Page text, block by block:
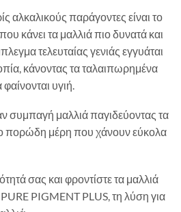
αλκαλικούς παράγοντες είναι το
κάνει τα μαλλιά πιο δυνατά και
τελευταίας γενιάς εγγυάται
κάνοντας τα ταλαιπωρημένα
υγιή.
συμπαγή μαλλιά παγιδεύοντας τα
πορώδη μέρη που χάνουν εύκολα
σας και φροντίστε τα μαλλιά
PIGMENT PLUS, τη λύση για